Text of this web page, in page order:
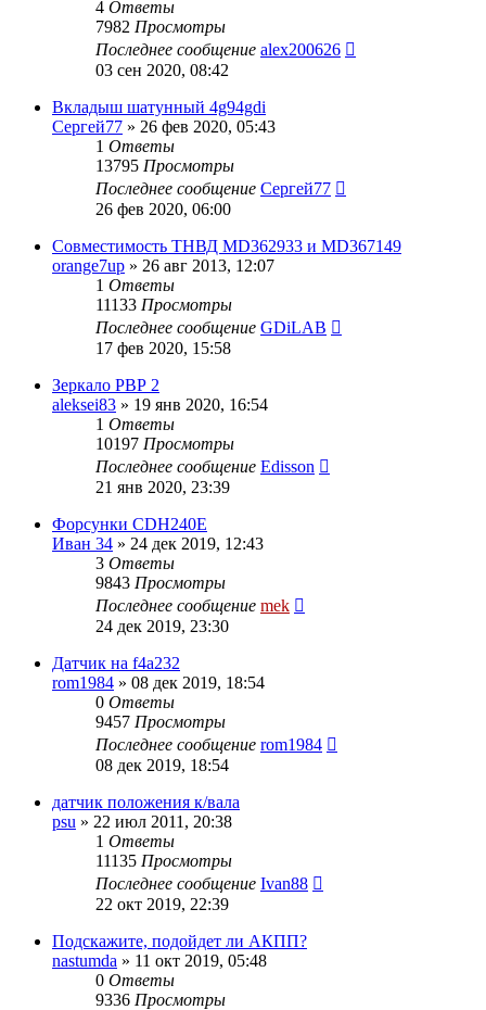
4 Ответы
7982 Просмотры
Последнее сообщение alex200626
03 сен 2020, 08:42
Вкладыш шатунный 4g94gdi
Сергей77 » 26 фев 2020, 05:43
1 Ответы
13795 Просмотры
Последнее сообщение Сергей77
26 фев 2020, 06:00
Совместимость ТНВД MD362933 и MD367149
orange7up » 26 авг 2013, 12:07
1 Ответы
11133 Просмотры
Последнее сообщение GDiLAB
17 фев 2020, 15:58
Зеркало РВР 2
aleksei83 » 19 янв 2020, 16:54
1 Ответы
10197 Просмотры
Последнее сообщение Edisson
21 янв 2020, 23:39
Форсунки CDH240E
Иван 34 » 24 дек 2019, 12:43
3 Ответы
9843 Просмотры
Последнее сообщение mek
24 дек 2019, 23:30
Датчик на f4a232
rom1984 » 08 дек 2019, 18:54
0 Ответы
9457 Просмотры
Последнее сообщение rom1984
08 дек 2019, 18:54
датчик положения к/вала
psu » 22 июл 2011, 20:38
1 Ответы
11135 Просмотры
Последнее сообщение Ivan88
22 окт 2019, 22:39
Подскажите, подойдет ли АКПП?
nastumda » 11 окт 2019, 05:48
0 Ответы
9336 Просмотры